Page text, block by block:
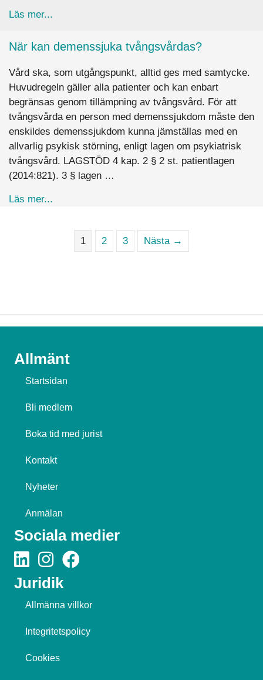
Läs mer...
När kan demenssjuka tvångsvårdas?
Vård ska, som utgångspunkt, alltid ges med samtycke.
Huvudregeln gäller alla patienter och kan enbart
begränsas genom tillämpning av tvångsvård. För att
tvångsvårda en person med demenssjukdom måste den
enskildes demenssjukdom kunna jämställas med en
allvarlig psykisk störning, enligt lagen om psykiatrisk
tvångsvård. LAGSTÖD 4 kap. 2 § 2 st. patientlagen
(2014:821). 3 § lagen …
Läs mer...
1 2 3 Nästa →
Allmänt
Startsidan
Bli medlem
Boka tid med jurist
Kontakt
Nyheter
Anmälan
Sociala medier
Juridik
Allmänna villkor
Integritetspolicy
Cookies